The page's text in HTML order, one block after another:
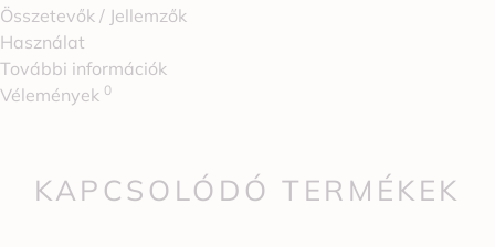
Összetevők / Jellemzők
Használat
További információk
Vélemények 0
KAPCSOLÓDÓ TERMÉKEK